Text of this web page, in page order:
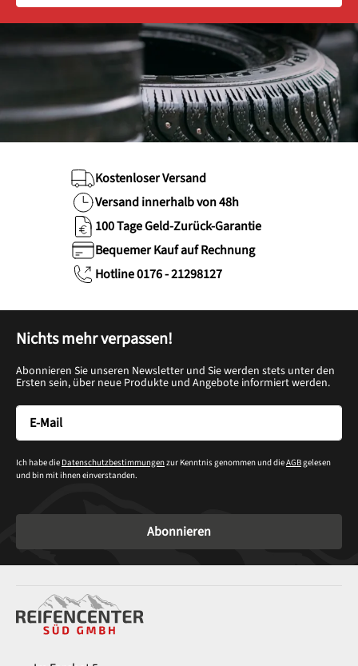
Kostenloser Versand
Versand innerhalb von 48h
100 Tage Geld-Zurück-Garantie
Bequemer Kauf auf Rechnung
Hotline 0176 - 21298127
Nichts mehr verpassen!
Abonnieren Sie unseren Newsletter und Sie werden stets unter den
Ersten sein, über neue Produkte und Angebote informiert werden.
Ich habe die Datenschutzbestimmungenzur Kenntnis genommen und dieAGBgelesen
und bin mit ihnen einverstanden.
Abonnieren